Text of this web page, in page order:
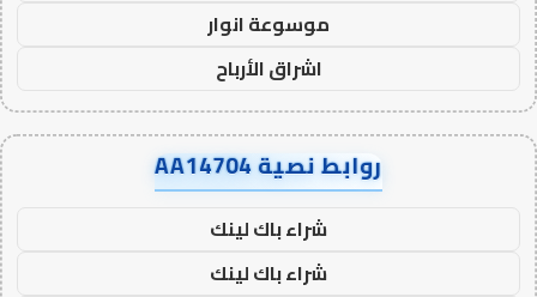
موسوعة انوار
اشراق الأرباح
روابط نصية AA14704
شراء باك لينك
شراء باك لينك